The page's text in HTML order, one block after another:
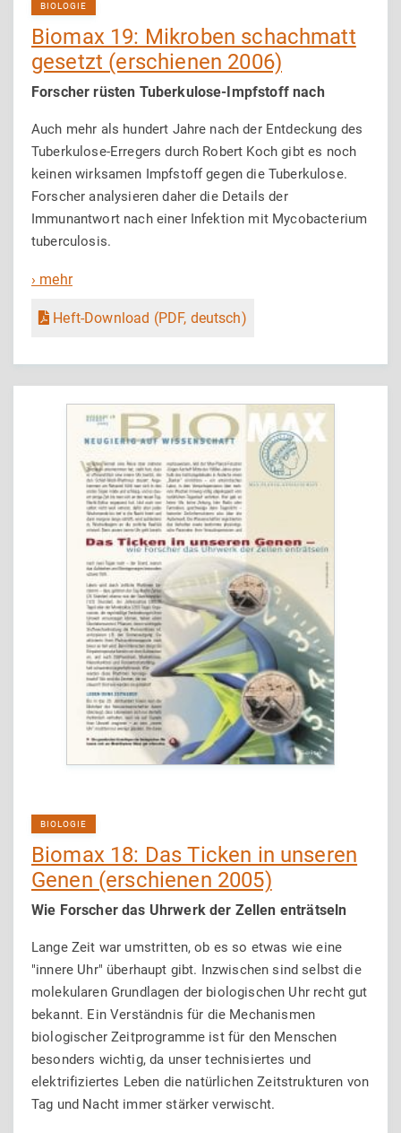
BIOLOGIE
Biomax 19: Mikroben schachmatt
gesetzt (erschienen 2006)
Forscher rüsten Tuberkulose-Impfstoff nach
Auch mehr als hundert Jahre nach der Entdeckung des
Tuberkulose-Erregers durch Robert Koch gibt es noch
keinen wirksamen Impfstoff gegen die Tuberkulose.
Forscher analysieren daher die Details der
Immunantwort nach einer Infektion mit Mycobacterium
tuberculosis.
› mehr
Heft-Download (PDF, deutsch)
BIOLOGIE
Biomax 18: Das Ticken in unseren
Genen (erschienen 2005)
Wie Forscher das Uhrwerk der Zellen enträtseln
Lange Zeit war umstritten, ob es so etwas wie eine
"innere Uhr" überhaupt gibt. Inzwischen sind selbst die
molekularen Grundlagen der biologischen Uhr recht gut
bekannt. Ein Verständnis für die Mechanismen
biologischer Zeitprogramme ist für den Menschen
besonders wichtig, da unser technisiertes und
elektrifiziertes Leben die natürlichen Zeitstrukturen von
Tag und Nacht immer stärker verwischt.